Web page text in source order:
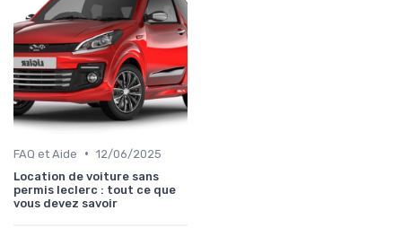
FAQ et Aide • 12/06/2025
Location de voiture sans
permis leclerc : tout ce que
vous devez savoir